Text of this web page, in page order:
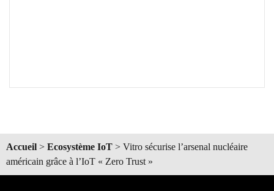
Accueil > Ecosystème IoT > Vitro sécurise l’arsenal nucléaire
américain grâce à l’IoT « Zero Trust »